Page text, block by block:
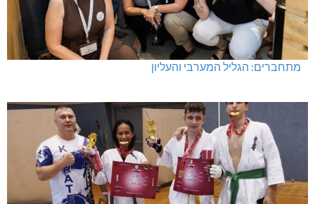
מתחברים: הגליל המערבי והעליון